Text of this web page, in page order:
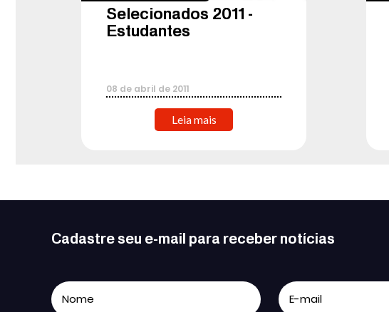
Selecionados 2011 –
Estudantes
08 de abril de 2011
Leia mais
Cadastre seu e-mail para receber notícias